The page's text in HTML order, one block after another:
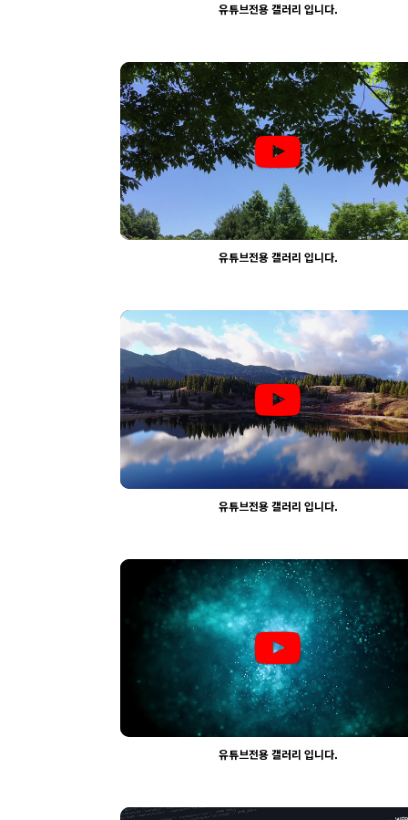
2399
03-30
웹사이팅
유튜브전용 갤러리 입니다.
03-30
웹사이팅
유튜브전용 갤러리 입니다.
2312
03-30
웹사이팅
유튜브전용 갤러리 입니다.
유튜브전용 갤러리 입니다.